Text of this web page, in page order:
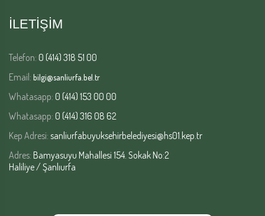
İLETİŞİM
Telefon: 0 (414) 318 51 00
Email: bilgi@sanliurfa.bel.tr
Whatasapp: 0 (414) 153 00 00
Whatasapp: 0 (414) 316 08 62
Kep Adresi: sanliurfabuyuksehirbelediyesi@hs01.kep.tr
Adres: Bamyasuyu Mahallesi 154. Sokak No:2
Haliliye / Şanlıurfa